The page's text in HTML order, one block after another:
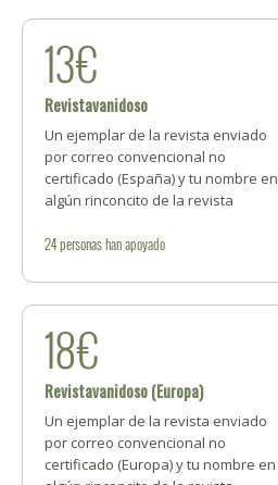
13€
Revistavanidoso
Un ejemplar de la revista enviado
por correo convencional no
certificado (España) y tu nombre en
algún rinconcito de la revista
24personashan apoyado
18€
Revistavanidoso (Europa)
Un ejemplar de la revista enviado
por correo convencional no
certificado (Europa) y tu nombre en